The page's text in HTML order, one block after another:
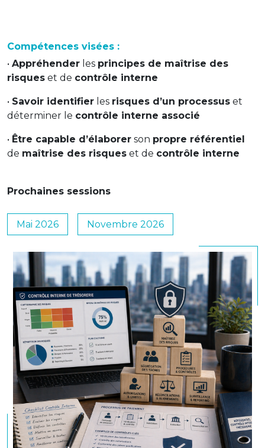
Compétences visées :
• Appréhender les principes de maîtrise des
risques et de contrôle interne
• Savoir identifier les risques d’un processus et
déterminer le contrôle interne associé
• Être capable d’élaborer son propre référentiel
de maîtrise des risques et de contrôle interne
Prochaines sessions
Mai 2026 Novembre 2026